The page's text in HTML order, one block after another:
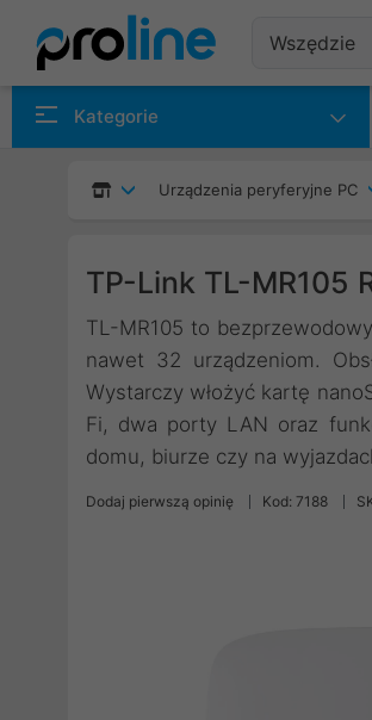
Kategorie
Urządzenia peryferyjne PC
TP-Link TL-MR105
TL-MR105 to
nawet 32 urządzeniom.
Wystarczy włożyć kartę
Fi, dwa porty LAN oraz
domu, biurze czy na
Dodaj pierwszą opinię Kod: 7188